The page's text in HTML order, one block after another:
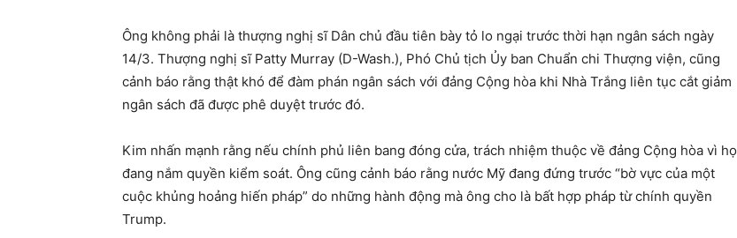
Ông không phải là thượng nghị sĩ Dân chủ đầu tiên bày tỏ lo ngại trước thời hạn ngân sách ngày
14/3. Thượng nghị sĩ Patty Murray (D-Wash.), Phó Chủ tịch Ủy ban Chuẩn chi Thượng viện, cũng
cảnh báo rằng thật khó để đàm phán ngân sách với đảng Cộng hòa khi Nhà Trắng liên tục cắt giảm
ngân sách đã được phê duyệt trước đó.
Kim nhấn mạnh rằng nếu chính phủ liên bang đóng cửa, trách nhiệm thuộc về đảng Cộng hòa vì họ
đang nắm quyền kiểm soát. Ông cũng cảnh báo rằng nước Mỹ đang đứng trước “bờ vực của một
cuộc khủng hoảng hiến pháp” do những hành động mà ông cho là bất hợp pháp từ chính quyền
Trump.